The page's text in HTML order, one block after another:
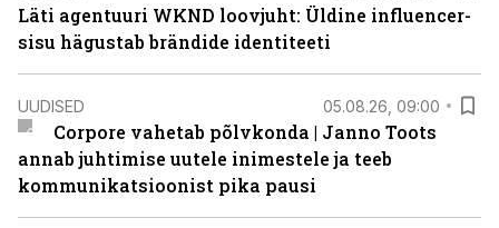
Läti agentuuri WKND loovjuht: Üldine influencer-
sisu hägustab brändide identiteeti
UUDISED 05.08.26, 09:00
Corpore vahetab põlvkonda | Janno Toots
annab juhtimise uutele inimestele ja teeb
kommunikatsioonist pika pausi